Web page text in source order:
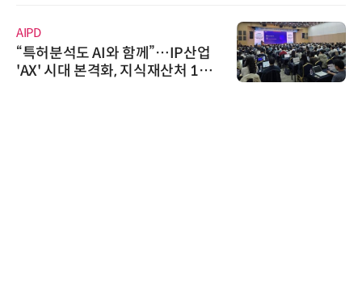
AIPD
“특허분석도 AI와 함께”…IP산업
'AX' 시대 본격화, 지식재산처 1호